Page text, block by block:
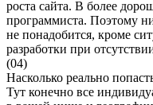
роста сайта. В более
программиста. Поэтому
не понадобится, кроме
разработки при
(04)
Насколько реально
Тут конечно все